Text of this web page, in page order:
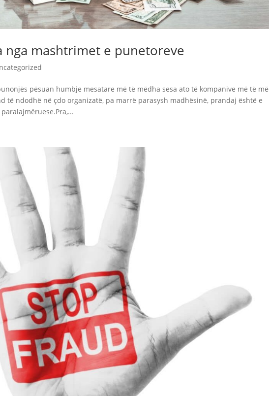
nga mashtrimet e punetoreve
pësuan humbje mesatare më të mëdha sesa ato të kompanive më të
të ndodhë në çdo organizatë, pa marrë parasysh madhësinë, prandaj është e